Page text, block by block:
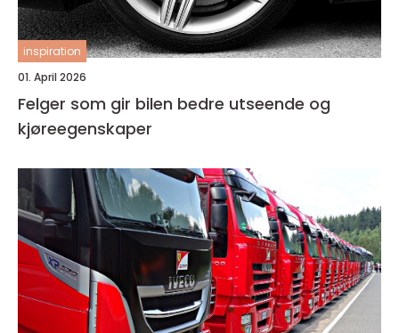
inspiration
01. April 2026
Felger som gir bilen bedre utseende og
kjøreegenskaper